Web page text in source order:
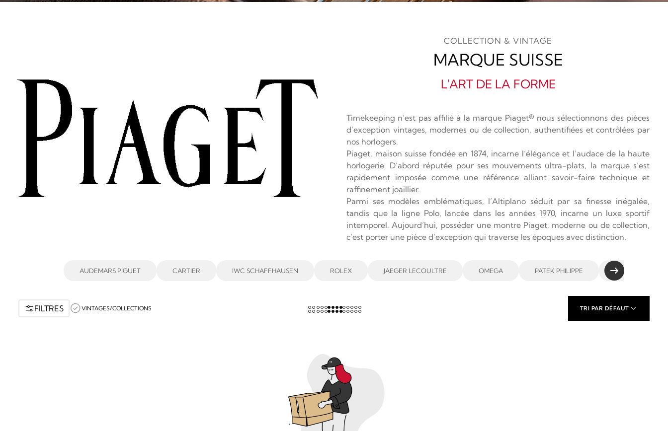
COLLECTION & VINTAGE
MARQUE SUISSE
L'ART DE LA FORME
Timekeeping n’est pas affilié à la marque Piaget® nous sélectionnons des pièces
d’exception vintages, modernes ou de collection, authentifiées et contrôlées par
nos horlogers.
Piaget, maison suisse fondée en 1874, incarne l’élégance et l’audace de la haute
horlogerie. D’abord réputée pour ses mouvements ultra-plats, la marque s’est
rapidement imposée comme une référence alliant savoir-faire technique et
raffinement joaillier.
Parmi ses modèles emblématiques, l’Altiplano séduit par sa finesse inégalée,
tandis que la ligne Polo, lancée dans les années 1970, incarne un luxe sportif
intemporel. Aujourd’hui, posséder une montre Piaget, moderne ou de collection,
c’est porter une pièce d’exception qui traverse les époques avec distinction.
AUDEMARS PIGUET CARTIER IWC SCHAFFHAUSEN ROLEX JAEGER LECOULTRE OMEGA PATEK PHILIPPE PANERAI
FILTRES VINTAGES/COLLECTIONS TRI PAR DÉFAUT